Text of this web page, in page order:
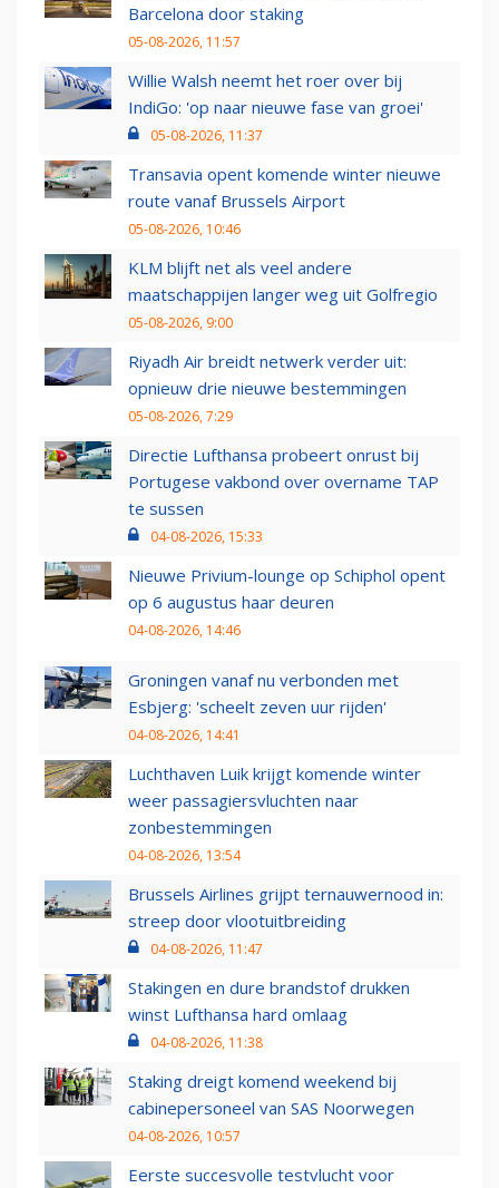
Barcelona door staking
05-08-2026, 11:57
Willie Walsh neemt het roer over bij
IndiGo: 'op naar nieuwe fase van groei'
05-08-2026, 11:37
Transavia opent komende winter nieuwe
route vanaf Brussels Airport
05-08-2026, 10:46
KLM blijft net als veel andere
maatschappijen langer weg uit Golfregio
05-08-2026, 9:00
Riyadh Air breidt netwerk verder uit:
opnieuw drie nieuwe bestemmingen
05-08-2026, 7:29
Directie Lufthansa probeert onrust bij
Portugese vakbond over overname TAP
te sussen
04-08-2026, 15:33
Nieuwe Privium-lounge op Schiphol opent
op 6 augustus haar deuren
04-08-2026, 14:46
Groningen vanaf nu verbonden met
Esbjerg: 'scheelt zeven uur rijden'
04-08-2026, 14:41
Luchthaven Luik krijgt komende winter
weer passagiersvluchten naar
zonbestemmingen
04-08-2026, 13:54
Brussels Airlines grijpt ternauwernood in:
streep door vlootuitbreiding
04-08-2026, 11:47
Stakingen en dure brandstof drukken
winst Lufthansa hard omlaag
04-08-2026, 11:38
Staking dreigt komend weekend bij
cabinepersoneel van SAS Noorwegen
04-08-2026, 10:57
Eerste succesvolle testvlucht voor